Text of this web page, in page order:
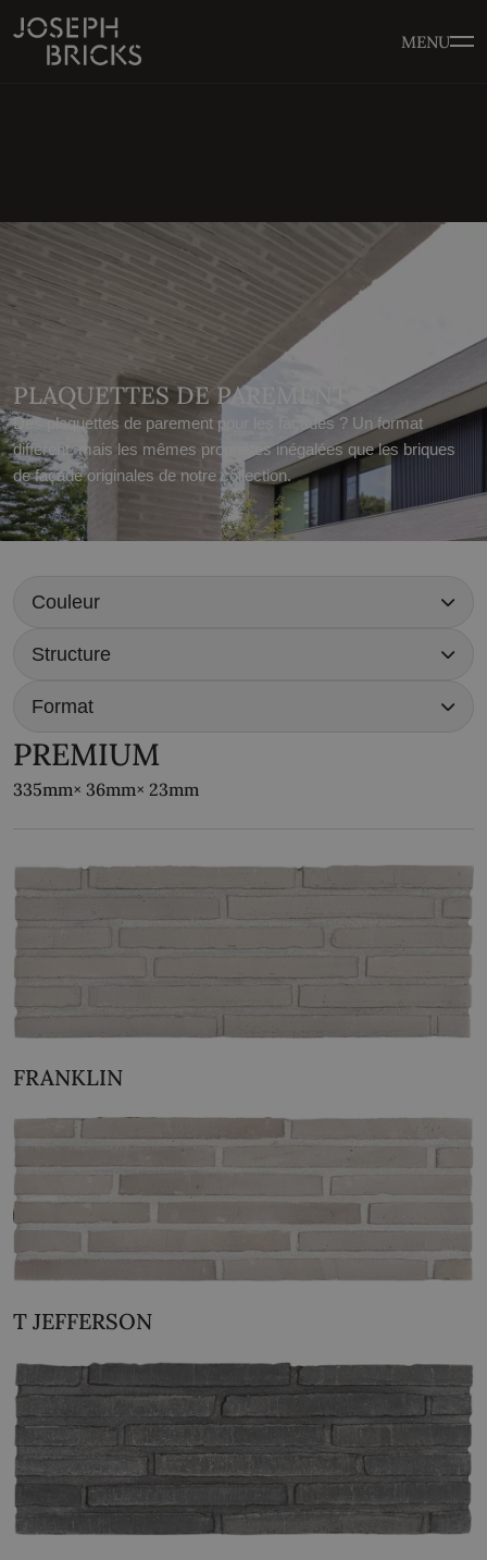
MENU
PLAQUETTES DE PAREMENT
Des plaquettes de parement pour les façades ? Un format
différent, mais les mêmes propriétés inégalées que les briques
de façade originales de notre collection.
PREMIUM
335mm× 36mm× 23mm
FRANKLIN
T JEFFERSON